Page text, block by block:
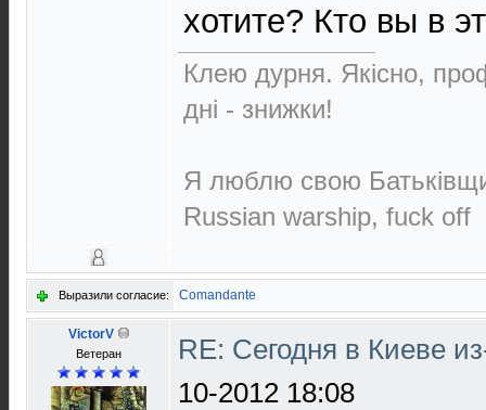
хотите? Кто вы в
Клею дурня. Якісно,
дні - знижки!
Я люблю свою
Russian warship, fuck off
Выразили согласие: Comandante
VictorV
Ветеран
RE: Сегодня в Киеве
10-2012 18:08